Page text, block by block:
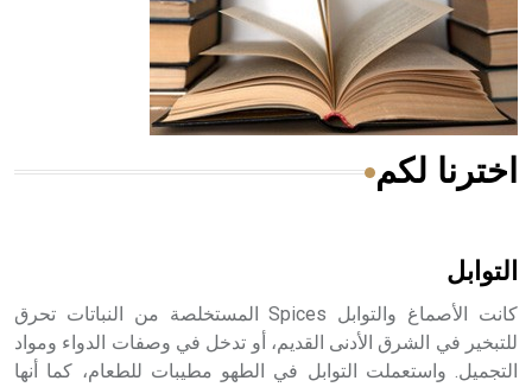
- هل تعلم أن المرجان إفراز حيواني يتكون في البحر ويتركب
من مادة كربونات الكلسيوم، وهو أحمر أو شديد الحمرة وهو
أجود أنواعه، ويمتاز بكبر الحجم ويسمى الش
هل تعلم أن الأبسيد كلمة فرنسية اللفظ تم اعتمادها مصطلحاً
- هل تعلم أن أبجر Abgar اسم معروف جيداً يعود إلى عدد من
اخترنا لكم
التوابل
كانت الأصماغ والتوابل Spices المستخلصة من النباتات تحرق
للتبخير في الشرق الأدنى القديم، أو تدخل في وصفات الدواء ومواد
التجميل. واستعملت التوابل في الطهو مطيبات للطعام، كما أنها